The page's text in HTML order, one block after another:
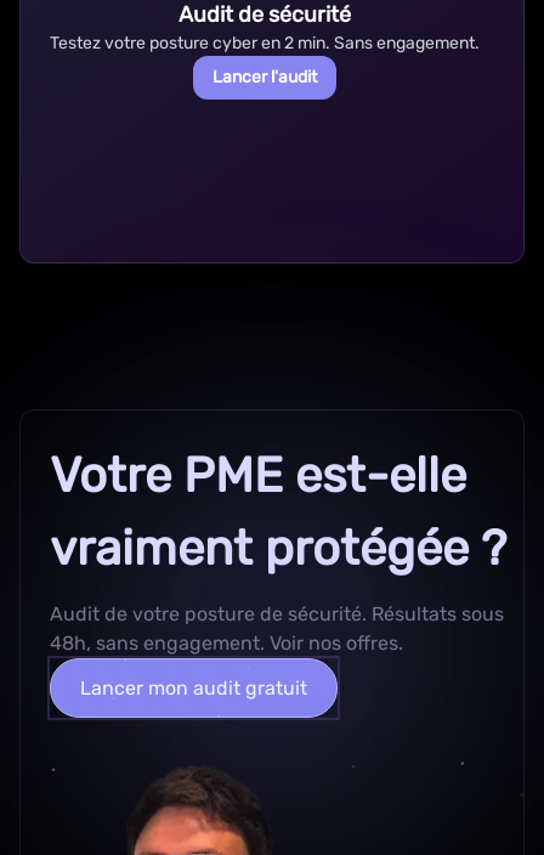
Audit de sécurité
Testez votre posture cyber en 2 min. Sans engagement.
Lancer l'audit
Votre PME est-elle
vraiment protégée ?
Audit de votre posture de sécurité. Résultats sous
48h, sans engagement. Voir nos offres.
Lancer mon audit gratuit